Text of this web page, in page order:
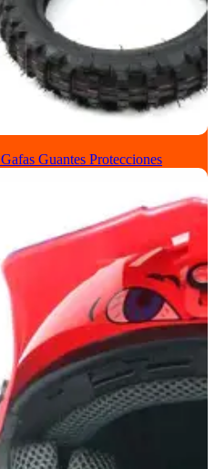
Gafas Guantes Protecciones